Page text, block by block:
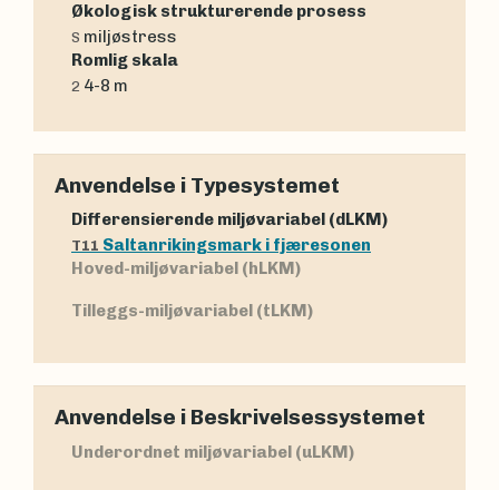
Økologisk strukturerende prosess
S miljøstress
Romlig skala
2 4-8 m
Anvendelse i Typesystemet
Differensierende miljøvariabel (dLKM)
T11 Saltanrikingsmark i fjæresonen
Hoved-miljøvariabel (hLKM)
Tilleggs-miljøvariabel (tLKM)
Anvendelse i Beskrivelsessystemet
Underordnet miljøvariabel (uLKM)